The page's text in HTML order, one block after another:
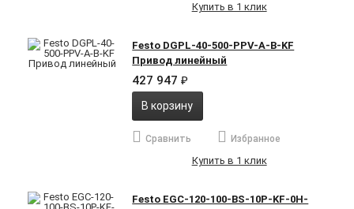
Купить в 1 клик
Festo DGPL-40-500-PPV-A-B-KF
Привод линейный
427 947₽
В корзину
Сравнить Избранное
Купить в 1 клик
Festo EGC-120-100-BS-10P-KF-0H-